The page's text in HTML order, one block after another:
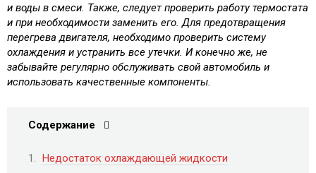
и воды в смеси. Также, следует проверить работу термостата
и при необходимости заменить его. Для предотвращения
перегрева двигателя, необходимо проверить систему
охлаждения и устранить все утечки. И конечно же, не
забывайте регулярно обслуживать свой автомобиль и
использовать качественные компоненты.
Содержание
Недостаток охлаждающей жидкости